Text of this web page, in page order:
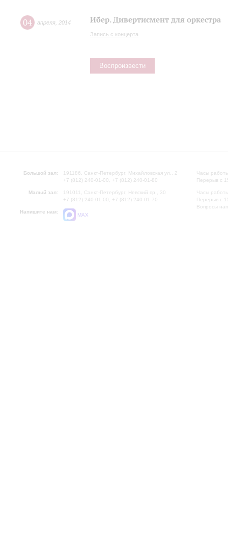
04 апреля 2014 Ибер. Дивертисмент для оркестра
Запись с концерта
Воспроизвести
Большой зал:
191186, Санкт-Петербург, Михайловская ул., 2
+7 (812) 240-01-00, +7 (812) 240-01-80
Малый зал:
191011, Санкт-Петербург, Невский пр., 30
+7 (812) 240-01-00, +7 (812) 240-01-70
Напишите нам:
MAX
Часы
Перерыв с
Часы
Перерыв с
Вопросы